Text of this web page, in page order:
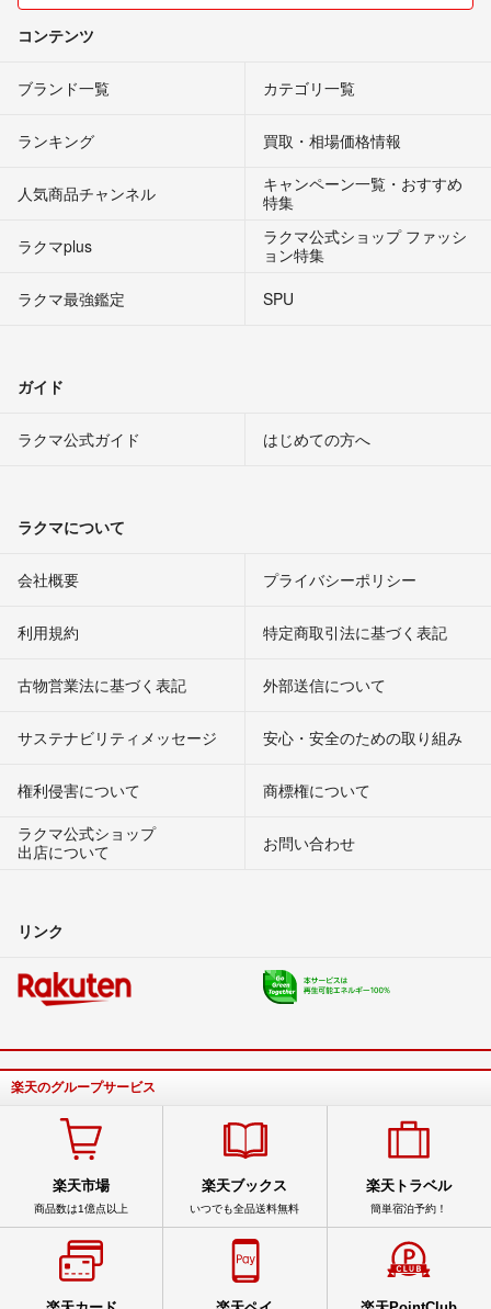
コンテンツ
ブランド一覧 カテゴリ一覧
ランキング 買取・相場価格情報
人気商品チャンネル
キャンペーン一覧・おすすめ
特集
ラクマplus
ラクマ公式ショップ ファッシ
ョン特集
ラクマ最強鑑定
SPU
ガイド
ラクマ公式ガイド はじめての方へ
ラクマについて
会社概要 プライバシーポリシー
利用規約 特定商取引法に基づく表記
古物営業法に基づく表記 外部送信について
サステナビリティメッセージ 安心・安全のための取り組み
権利侵害について
商標権について
ラクマ公式ショップ
出店について
お問い合わせ
リンク
楽天のグループサービス
楽天市場
商品数は1億点以上
楽天ブックス
いつでも全品送料無料
楽天トラベル
簡単宿泊予約！